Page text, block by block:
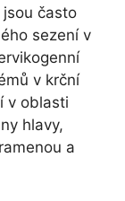
často
sezení v
v krční
v oblasti
hlavy,
a